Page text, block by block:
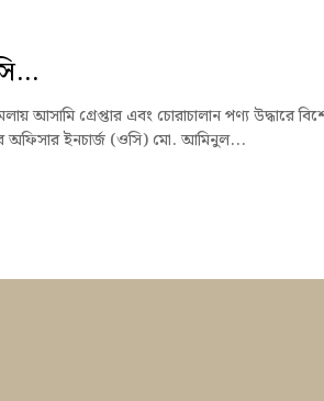
আসামি গ্রেপ্তার এবং চোরাচালান পণ্য উদ্ধারে
অফিসার ইনচার্জ (ওসি) মো. আমিনুল...